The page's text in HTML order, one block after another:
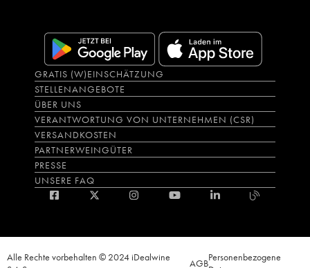
GRATIS (W)EINSCHÄTZUNG
STELLENANGEBOTE
ÜBER UNS
VERANTWORTUNG VON UNTERNEHMEN (CSR)
VERSANDKOSTEN
PARTNERWEINGÜTER
PRESSE
UNSERE FAQ
Alle Rechte vorbehalten © 2024 iDealwine
AGBPersonenbezogene